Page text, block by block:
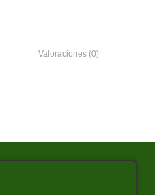
Valoraciones (0)